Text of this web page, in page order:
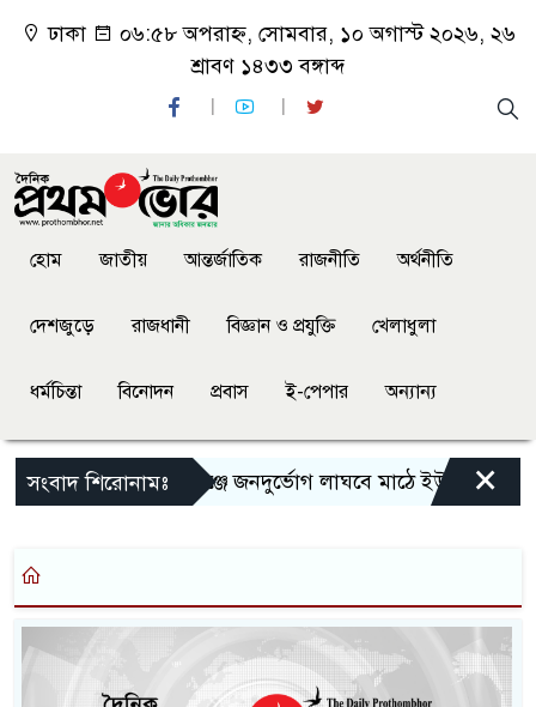
ঢাকা
০৬:৫৮ অপরাহ্ন, সোমবার, ১০ অগাস্ট ২০২৬, ২৬
শ্রাবণ ১৪৩৩ বঙ্গাব্দ
হোম জাতীয় আন্তর্জাতিক রাজনীতি অর্থনীতি
দেশজুড়ে রাজধানী বিজ্ঞান ও প্রযুক্তি খেলাধুলা
ধর্মচিন্তা বিনোদন প্রবাস ই-পেপার অন্যান্য
সংবাদ শিরোনামঃরূপগঞ্জে জনদুর্ভোগ লাঘবে মাঠে ইউপি প্রশাসক
×